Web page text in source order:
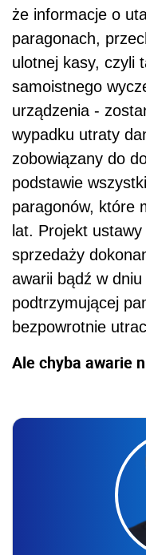
że informacje o
paragonach,
ulotnej kasy, czyli
samoistnego
urządzenia -
wypadku utraty
zobowiązany do
podstawie
paragonów, które
lat. Projekt
sprzedaży
awarii bądź w
podtrzymującej
bezpowrotnie
Ale chyba awarie